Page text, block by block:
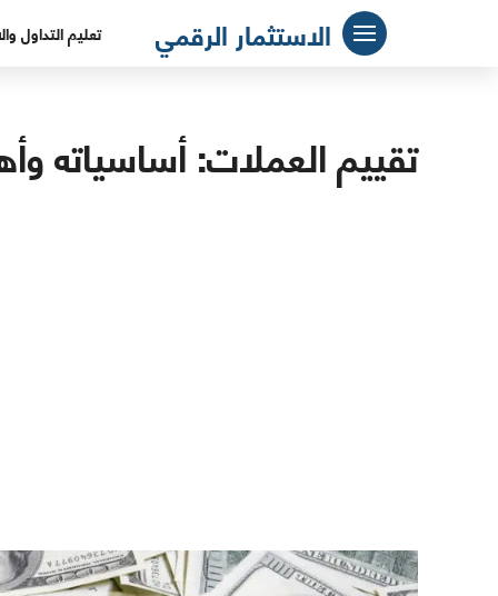
الاستثمار الرقمي تعليم التداول
تقييم العملات: أساسياته